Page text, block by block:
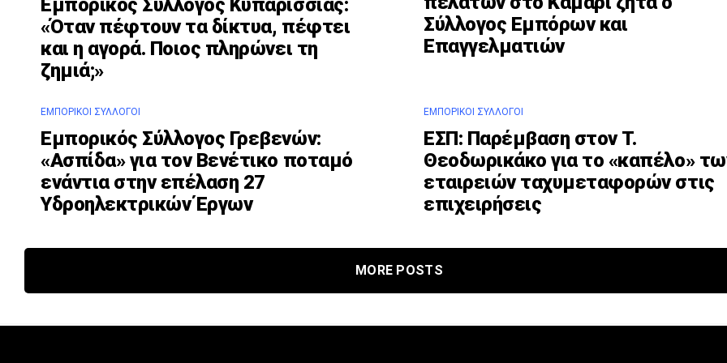
Εμπορικός Σύλλογος Κυπαρισσίας:
«Όταν πέφτουν τα δίκτυα, πέφτει
και η αγορά. Ποιος πληρώνει τη
ζημιά;»
Σύλλογος Εμπόρων και
Επαγγελματιών
ΕΜΠΟΡΙΚΟΊ ΣΎΛΛΟΓΟΙ
Εμπορικός Σύλλογος Γρεβενών:
«Ασπίδα» για τον Βενέτικο ποταμό
ενάντια στην επέλαση 27
Υδροηλεκτρικών Έργων
ΕΜΠΟΡΙΚΟΊ ΣΎΛΛΟΓΟΙ
ΕΣΠ: Παρέμβαση στον Τ.
Θεοδωρικάκο για το «καπέλο»
εταιρειών ταχυμεταφορών στις
επιχειρήσεις
MORE POSTS